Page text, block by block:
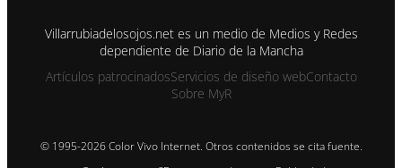
Villarrubiadelosojos.net es un medio de Medios y Redes
dependiente de Diario de la Mancha
Artículos patrocinadosServicios de diseño webContacto
Sobre MyR
© 1995-2026 Color Vivo Internet. Otros contenidos se cita fuente.